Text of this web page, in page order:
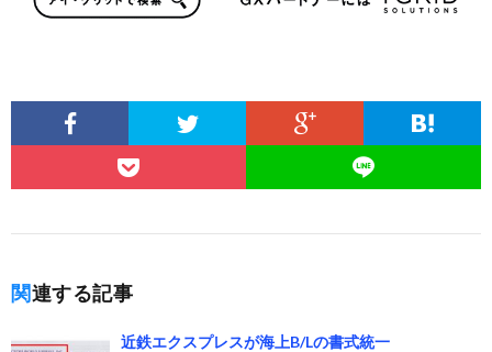
関連する記事
近鉄エクスプレスが海上B/Lの書式統一